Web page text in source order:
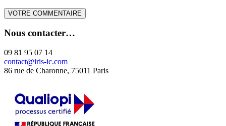
Nous contacter…
09 81 95 07 14
contact@iris-ic.com
86 rue de Charonne, 75011 Paris